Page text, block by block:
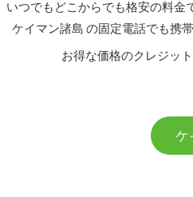
いつでもどこからでも格安の料金
ケイマン諸島 の固定電話でも携
お得な価格のクレジッ
ケ